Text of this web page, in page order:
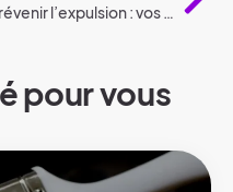
Prévenir l’expulsion : vos droits et options
pour vous